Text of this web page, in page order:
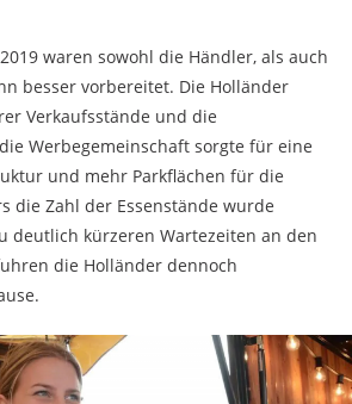
waren sowohl die Händler, als auch
besser vorbereitet. Die Holländer
Verkaufsstände und die
Werbegemeinschaft sorgte für eine
und mehr Parkflächen für die
die Zahl der Essenstände wurde
deutlich kürzeren Wartezeiten an den
die Holländer dennoch